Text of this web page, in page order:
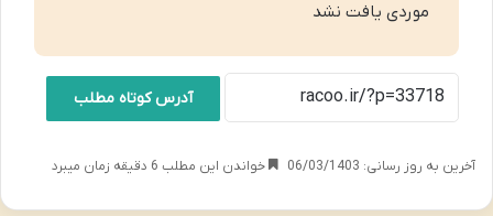
موردی یافت نشد
آدرس کوتاه مطلب
آخرین به روز رسانی: 06/03/1403 خواندن این مطلب 6 دقیقه زمان میبرد